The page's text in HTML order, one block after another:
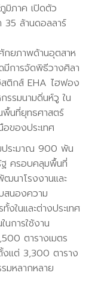
มิภาค เปิดตัว
35 ล้านดอลลาร์
กยภาพด้านอุตสาห
มีการจัดพิธีวางศิลา
สติกส์ EHA ไฮฟอง
รรมนามดิ่นห์วู ใน
พื้นที่ยุทธศาสตร์
ของประเทศ
ประมาณ 900 พัน
ฐ ครอบคลุมพื้นที่
ฒนาโรงงานและ
สนองความ
ในและต่างประเทศ
การใช้งาน
ตารางเมตร
งแต่ 3,300 ตาราง
มหลากหลาย